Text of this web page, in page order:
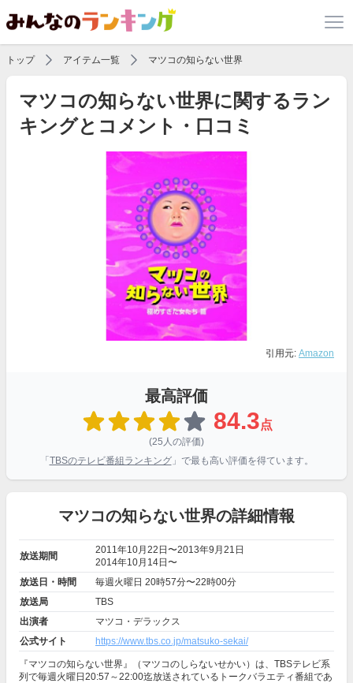
トップ アイテム一覧 マツコの知らない世界
マツコの知らない世界に関するラン
キングとコメント・口コミ
引用元: Amazon
最高評価
84.3点
(25人の評価)
「 TBSのテレビ番組ランキング」で最も高い評価を得ています。
マツコの知らない世界の詳細情報
放送期間
2011年10月22日〜2013年9月21日
2014年10月14日〜
放送日・時間
毎週火曜日 20時57分〜22時00分
放送局
TBS
出演者
マツコ・デラックス
公式サイト
https://www.tbs.co.jp/matsuko-sekai/
『マツコの知らない世界』（マツコのしらないせかい）は、TBSテレビ系
列で毎週火曜日20:57～22:00迄放送されているトークバラエティ番組であ